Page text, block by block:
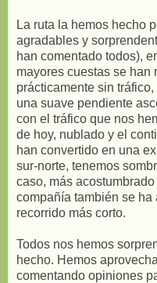
La ruta la hemos hecho
agradables y
han comentado todos),
mayores cuestas se han
prácticamente sin
una suave pendiente
con el tráfico que nos
de hoy, nublado y el
han convertido en una
sur-norte, tenemos
caso, más
compañía también se ha
recorrido más corto.
Todos nos hemos
hecho. Hemos
comentando opiniones